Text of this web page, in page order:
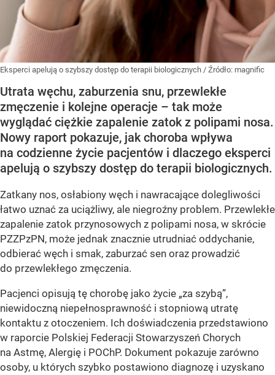
Eksperci apelują o szybszy dostęp do terapii biologicznych / Źródło: magnific
Utrata węchu, zaburzenia snu, przewlekłe
zmęczenie i kolejne operacje – tak może
wyglądać ciężkie zapalenie zatok z polipami nosa.
Nowy raport pokazuje, jak choroba wpływa
na codzienne życie pacjentów i dlaczego eksperci
apelują o szybszy dostęp do terapii biologicznych.
Zatkany nos, osłabiony węch i nawracające dolegliwości
łatwo uznać za uciążliwy, ale niegroźny problem. Przewlekłe
zapalenie zatok przynosowych z polipami nosa, w skrócie
PZZPzPN, może jednak znacznie utrudniać oddychanie,
odbierać węch i smak, zaburzać sen oraz prowadzić
do przewlekłego zmęczenia.
Pacjenci opisują tę chorobę jako życie „za szybą”,
niewidoczną niepełnosprawność i stopniową utratę
kontaktu z otoczeniem. Ich doświadczenia przedstawiono
w raporcie Polskiej Federacji Stowarzyszeń Chorych
na Astmę, Alergię i POChP. Dokument pokazuje zarówno
osoby, u których szybko postawiono diagnozę i uzyskano